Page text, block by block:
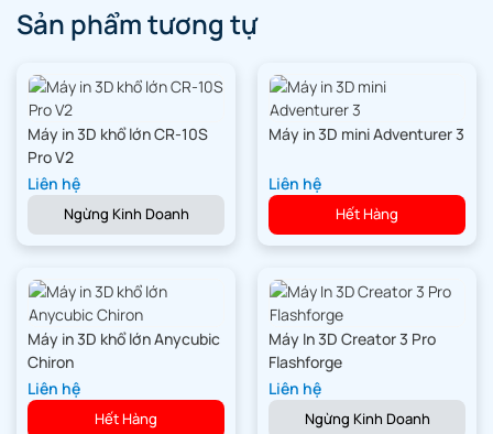
đầu phun, hao mòn dần theo thời gian hay filament hơi ẩm, hệ
thống vẫn phát hiện, hiệu chuẩn và bù trừ. Bề mặt mịn và cạnh
Sản phẩm tương tự
Máy in 3D khổ lớn CR-10S
Pro V2
Liên hệ
Ngừng Kinh Doanh
Máy in 3D mini Adventurer 3
Liên hệ
Hết Hàng
Máy in 3D khổ lớn Anycubic
Chiron
Liên hệ
Hết Hàng
Máy In 3D Creator 3 Pro
Flashforge
Liên hệ
Ngừng Kinh Doanh